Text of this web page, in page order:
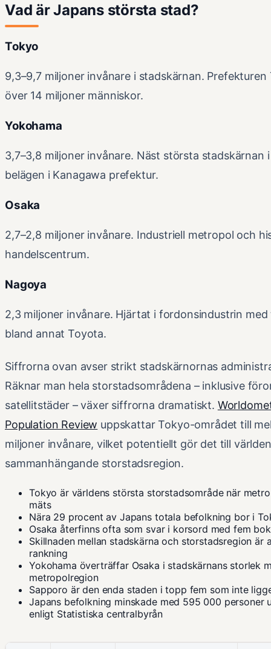
Vad är Japans största stad?
Tokyo
9,3–9,7 miljoner invånare i stadskärnan.
över 14 miljoner människor.
Yokohama
3,7–3,8 miljoner invånare. Näst största stadskärnan
belägen i Kanagawa prefektur.
Osaka
2,7–2,8 miljoner invånare. Industriell metropol och
handelscentrum.
Nagoya
2,3 miljoner invånare. Hjärtat i fordonsindustrin
bland annat Toyota.
Siffrorna ovan avser strikt stadskärnornas
Räknar man hela storstadsområdena – inklusive
satellitstäder – växer siffrorna dramatiskt.
Population Review uppskattar Tokyo-området till
miljoner invånare, vilket potentiellt gör det till
sammanhängande storstadsregion.
Tokyo är världens största storstadsområde när
mäts
Nära 29 procent av Japans totala befolkning bor i
Osaka återfinns ofta som svar i korsord med fem
Skillnaden mellan stadskärna och storstadsregion är
rankning
Yokohama överträffar Osaka i stadskärnans storlek
metropolregion
Sapporo är den enda staden i topp fem som inte
Japans befolkning minskade med 595 000 personer
enligt Statistiska centralbyrån